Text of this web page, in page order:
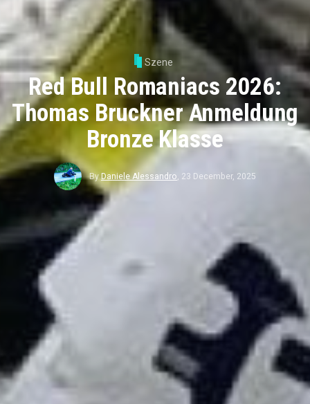
Szene
Red Bull Romaniacs 2026:
Thomas Bruckner Anmeldung
Bronze Klasse
ByDaniele Alessandro, 23 December, 2025